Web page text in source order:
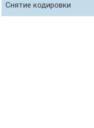
Снятие кодировки